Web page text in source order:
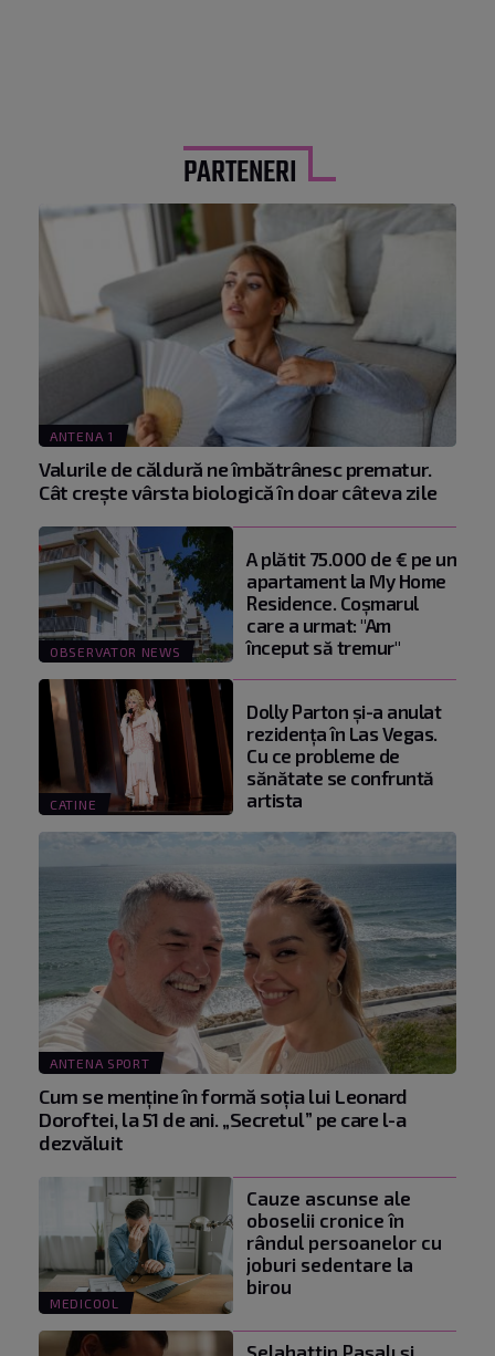
PARTENERI
ANTENA 1
Valurile de căldură ne îmbătrânesc prematur.
Cât crește vârsta biologică în doar câteva zile
OBSERVATOR NEWS
A plătit 75.000 de € pe un
apartament la My Home
Residence. Coşmarul
care a urmat: "Am
început să tremur"
CATINE
Dolly Parton și-a anulat
rezidența în Las Vegas.
Cu ce probleme de
sănătate se confruntă
artista
ANTENA SPORT
Cum se menţine în formă soţia lui Leonard
Doroftei, la 51 de ani. „Secretul” pe care l-a
dezvăluit
MEDICOOL
Cauze ascunse ale
oboselii cronice în
rândul persoanelor cu
joburi sedentare la
birou
Selahattin Paşalı și